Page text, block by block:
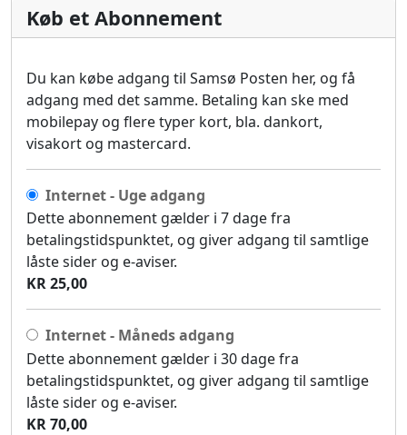
Køb et Abonnement
Du kan købe adgang til Samsø Posten her, og få
adgang med det samme. Betaling kan ske med
mobilepay og flere typer kort, bla. dankort,
visakort og mastercard.
Internet - Uge adgang
Dette abonnement gælder i 7 dage fra
betalingstidspunktet, og giver adgang til samtlige
låste sider og e-aviser.
KR 25,00
Internet - Måneds adgang
Dette abonnement gælder i 30 dage fra
betalingstidspunktet, og giver adgang til samtlige
låste sider og e-aviser.
KR 70,00